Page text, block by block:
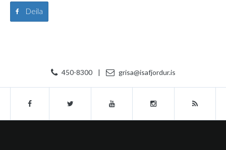
Deila
450-8300 | grisa@isafjordur.is